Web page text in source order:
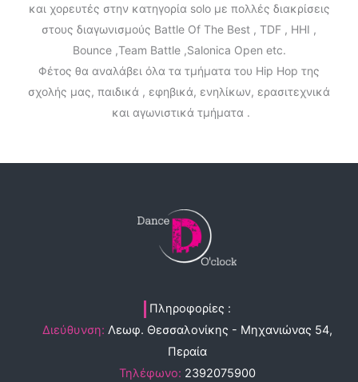
και χορευτές στην κατηγορία solo με πολλές διακρίσεις
στους διαγωνισμούς Battle Of The Best , TDF , HHI ,
Bounce ,Team Battle ,Salonica Open etc.
Φέτος θα αναλάβει όλα τα τμήματα του Hip Hop της
σχολής μας, παιδικά , εφηβικά, ενηλίκων, ερασιτεχνικά
και αγωνιστικά τμήματα .
Πληροφορίες :
Διεύθυνση: Λεωφ. Θεσσαλονίκης - Μηχανιώνας 54,
Περαία
Τηλέφωνο: 2392075900